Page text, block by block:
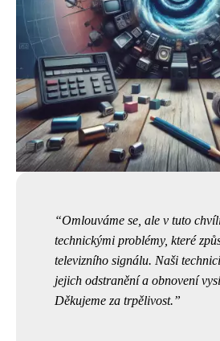
Omlouváme se, ale v tuto
technickými problémy, které
televizního signálu. Naši
jejich odstranění a obnovení
Děkujeme za trpělivost.